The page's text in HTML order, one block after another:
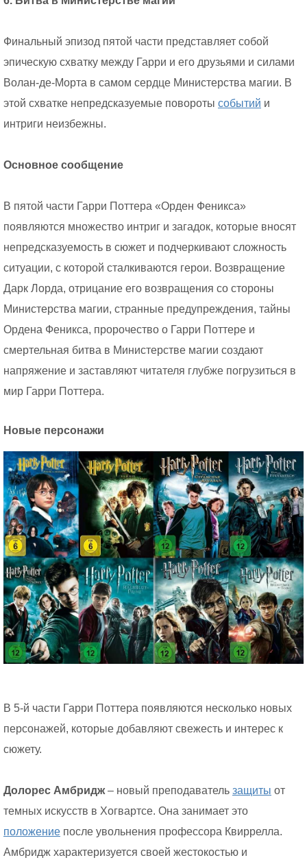
Финальный эпизод пятой части представляет собой
эпическую схватку между Гарри и его друзьями и силами
Волан-де-Морта в самом сердце Министерства магии. В
этой схватке непредсказуемые повороты событий и
интриги неизбежны.
Основное сообщение
В пятой части Гарри Поттера «Орден Феникса»
появляются множество интриг и загадок, которые вносят
непредсказуемость в сюжет и подчеркивают сложность
ситуации, с которой сталкиваются герои. Возвращение
Дарк Лорда, отрицание его возвращения со стороны
Министерства магии, странные предупреждения, тайны
Ордена Феникса, пророчество о Гарри Поттере и
смертельная битва в Министерстве магии создают
напряжение и заставляют читателя глубже погрузиться в
мир Гарри Поттера.
Новые персонажи
В 5-й части Гарри Поттера появляются несколько новых
персонажей, которые добавляют свежесть и интерес к
сюжету.
Долорес Амбридж– новый преподаватель защиты от
темных искусств в Хогвартсе. Она занимает это
положение после увольнения профессора Квиррелла.
Амбридж характеризуется своей жестокостью и